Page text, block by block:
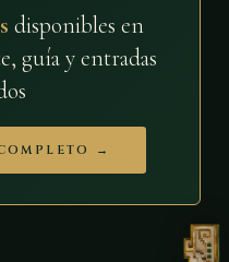
disponibles en
guía y entradas
→